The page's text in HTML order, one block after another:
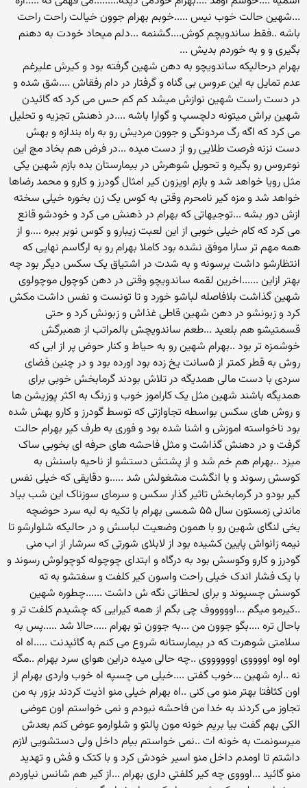
...شهین حالت خوب نیس .....خوبم بهرام جوون خیالت راحت راحت
باشه ..فقط ساندویچم کوش....گشنمه ...دلم میحاد خودت به دهنم
بگیری و و به خوردم بدیش ...
بهرام درحالیکه ساندویچو به دهن شهین گرفته بود و کیرش علیرغم
عدم تمایل به این عروس بی گناه و گرفتار در دام رفقاش ....شق شده و
در دست راست شهین نوازش میشد کم کم حس می کرد که گائیدن
شهین براش میتونه دلچسپ و گوارا باشه ....در ذهنش تجزیه و تحلیل
می کرد که اگه رگ مردونگی و جوون مردیش رو به راه بندازه و بهش
دست نزنه فرصت طلایی رو از دست میده ...در فرض هم بخاد مچ این
نوعروس رو بگیره و تحویل شوهرش در بیمارستان بده بازم شهین یکی
مثل رویا خواهد شد و بازم اویزون کیر امثال گودرز و کارو و محمد رضاها
خواهد شد و مزه کیر نامحرم وقتی به کوس یک زن بخوره خیلی سخته
ازش دور بشه ...توجیهاتی که بهرام در ذهنش می کرد و خودشو قانع
می کرد که کام خیلی خوبی از این لعبت زیبارو و کوس نوبر ببره ....و از
همه مهم تر سارا موفق نشده بود کاملا بهرام رو به ارگاسم نهایی که
انتظارشو داشت برسونه و به شدت در اشتیاق یک سکس دیگر بود چه
بهتر ازاین ......اخرین لقمه ساندویچو وقتی در دهن کوچول موچولوی
شهین گذاشت بلافاصله لباشو خورد و تا تونست و نفس داشت مکش
کرد و زبونشو در دهن شهین قاطی غذاش و زبونش کرد و حتی
قسمتیشو هم بلعید ...طعم ساندویچش بالمراتب از همبرگش
خوشمزه تر بود ..بهرام شهین رو به حیاط و کنار حوض پر از ابی که
روش به قطر کمتر از ۵سانت یخ زده بود اورده بود و در چنین فضای
سردی با دست مالی همدیگه در تلاش بودند گرمابخش خوبی برای
همدیگه باشند شهین مثل یک کاراموز خوب و زرنگ به اکثر پوزیشن ها
و روش های سکس بواسطه تجاوازتی که توسط گودرز و کارو بهش شده
بود ناخواسته اموزش و اشنا شده بود و فوری به طرف کیر بهرام حالت
گرفت و در دهنش گذاشت و مثل فاحشه های حرفه ای بخوبی ساک
میزد ..بهرام هم خم شد و از پشتش دستشو از ناحیه باسنش به
کوسش رسوند و با انگشت مشغولش شد .....و دقایقی که خیلی نفس
گیر بودو در گرمابخش تاثیر گذار سکس و سرمای سوزناک این شب بیاد
ماندنی زمستون سال ۵۵ شمسی بهرام با تکیه به لبه سرد حوضچه
یخی لنگای شهین رو با همون وضعیت لباسش و در حالیکه شلوارشو تا
نیمه زانواش پایین کشیده بود از لابلای شورتی که سرشار از اب منی
گودرز و کارو وکوسش بود به درگاه و ابتدای چوچوله کوچولوش رسوند و
با یک فشار اندک خیلی راحت واسون کیر کلفت و سفتشو به ته
کوسش چسپوند و برای لحظاتی نگه ش داشت ......چطوره شهین
..کیرمو میگم ...اوووووف چی بگم از همه کیرایی که چشیدم کلفت تر و
باحال تره ....بگو جوون من ...به جوون تو بهرام .....حالا شد .....پس به
سلامتی شوهرت که در بیمارستانه شروع می کنم به گائیدنت .....اه اه
اوه اوه اووووی اووووووی ..چه حالی میده دراین هوای سرد بهرام ..مگه
نه ..اره شهین ...خوب گفتی ....خیلی می چسپه اه خوب واردی بهرام از
اون کثافتا بهتر منو می کنی ..اه بهرام خیلی منو اذیت کردند بزور به من
تجاوز می کردند به خدا من فاحشه نبودم و نمی خواستم اون عوضی
الکی بهم گفت بیا بریم خونه مون پالتو و شلوارمو عوض کنم بعدش
میرسونمت به خونه ات ..نمی خواستم بیام داخل ولی دستشویی لازم
داشتم تا اومدم داخل منو اسیر خودش کرد و با کتک و فش و تهدید
منو گائید ...اوووی چه کیر کلفتی داری بهرام ...از کیر هم شانس نیاوردم